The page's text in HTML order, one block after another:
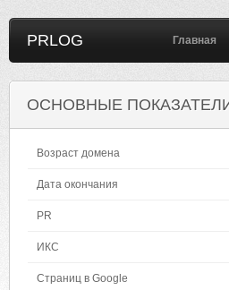
PRLOG Главная
ОСНОВНЫЕ
Возраст домена
Дата окончания
PR
ИКС
Страниц в Google